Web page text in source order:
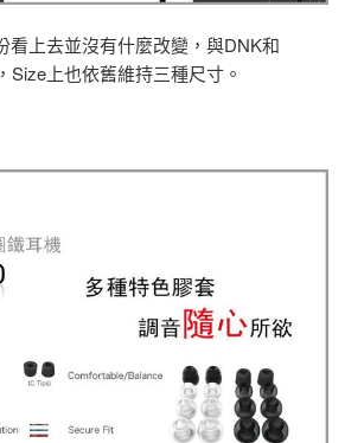
看上去並沒有什麼改變，與DNK和
Size上也依舊維持三種尺寸。